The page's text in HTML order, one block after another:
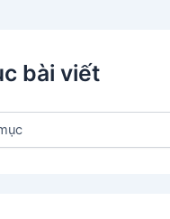
bài viết